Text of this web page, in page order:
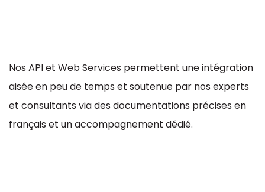
Nos API et Web Services permettent une intégration
aisée en peu de temps et soutenue par nos experts
et consultants via des documentations précises en
français et un accompagnement dédié.